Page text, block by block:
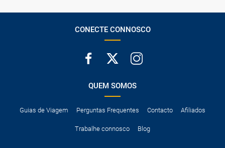
CONECTE CONNOSCO
QUEM SOMOS
Guias de Viagem Perguntas Frequentes Contacto Afiliados
Trabalhe connosco Blog